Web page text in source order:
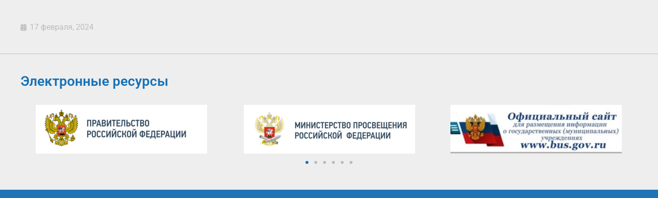
17 февраля, 2024
Электронные ресурсы